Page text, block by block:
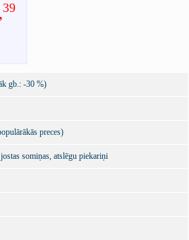
39
gb.: -30 %)
preces)
somiņas, atslēgu piekariņi